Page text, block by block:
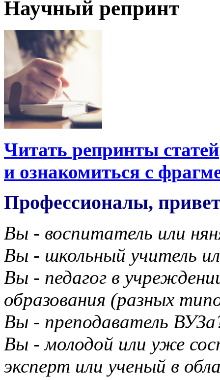
Научный репринт
Читать репринты статей
и ознакомиться с
Профессионалы,
Вы - воспитатель или
Вы - школьный учитель
Вы - педагог в
образования (разных
Вы - преподаватель
Вы - молодой или уже
эксперт или ученый в